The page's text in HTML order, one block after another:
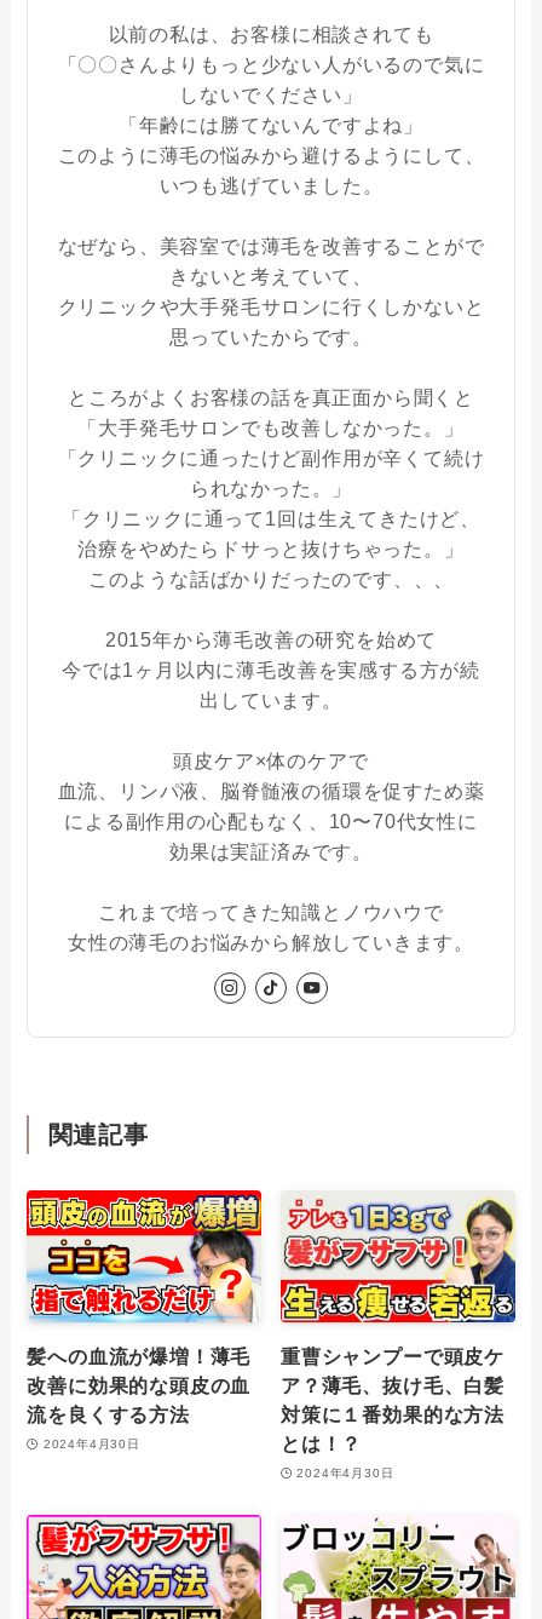
以前の私は、お客様に相談されても
「〇〇さんよりもっと少ない人がいるので気に
しないでください」
「年齢には勝てないんですよね」
このように薄毛の悩みから避けるようにして、
いつも逃げていました。
なぜなら、美容室では薄毛を改善することがで
きないと考えていて、
クリニックや大手発毛サロンに行くしかないと
思っていたからです。
ところがよくお客様の話を真正面から聞くと
「大手発毛サロンでも改善しなかった。」
「クリニックに通ったけど副作用が辛くて続け
られなかった。」
「クリニックに通って1回は生えてきたけど、
治療をやめたらドサっと抜けちゃった。」
このような話ばかりだったのです、、、
2015年から薄毛改善の研究を始めて
今では1ヶ月以内に薄毛改善を実感する方が続
出しています。
頭皮ケア×体のケアで
血流、リンパ液、脳脊髄液の循環を促すため薬
による副作用の心配もなく、10〜70代女性に
効果は実証済みです。
これまで培ってきた知識とノウハウで
女性の薄毛のお悩みから解放していきます。
関連記事
髪への血流が爆増！薄毛
改善に効果的な頭皮の血
流を良くする方法
2024年4月30日
重曹シャンプーで頭皮ケ
ア？薄毛、抜け毛、白髪
対策に１番効果的な方法
とは！？
2024年4月30日